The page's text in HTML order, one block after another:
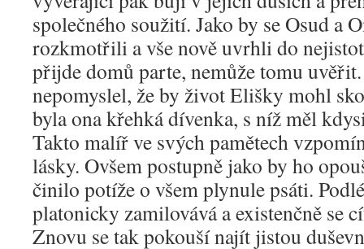
společného soužití. Jako by se Osud a
rozkmotřili a vše nově uvrhli do
přijde domů parte, nemůže tomu
nepomyslel, že by život Elišky mohl
byla ona křehká dívenka, s níž měl
Takto malíř ve svých pamětech
lásky. Ovšem postupně jako by ho
činilo potíže o všem plynule psáti.
platonicky zamilovává a existenčně se
Znovu se tak pokouší najít jistou